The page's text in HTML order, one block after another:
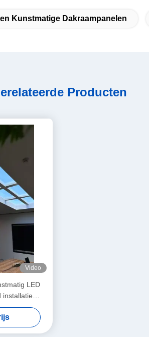
Kunstmatige Dakraampanelen
Producten
Video
LED
installatie